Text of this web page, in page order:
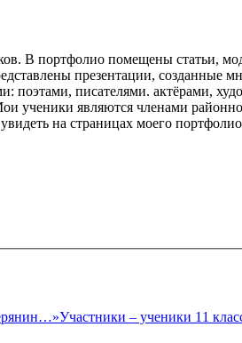
В портфолио помещены статьи,
презентации,
поэтами, писателями. актёрами,
ученики являются членами
на страницах моего
– ученики 11